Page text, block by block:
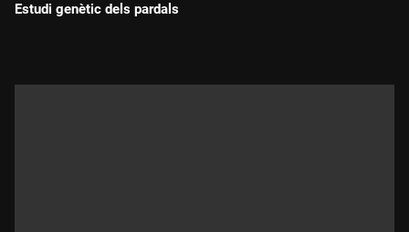
Estudi genètic dels pardals